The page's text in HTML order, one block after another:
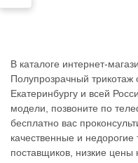
В каталоге интернет-
Полупрозрачный трикотаж
Екатеринбургу и всей
модели, позвоните по
бесплатно вас
качественные и
поставщиков, низкие цены